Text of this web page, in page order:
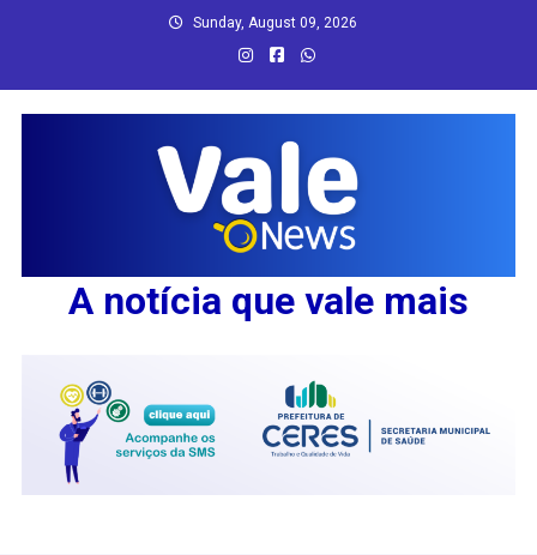
Sunday, August 09, 2026
A notícia que vale mais